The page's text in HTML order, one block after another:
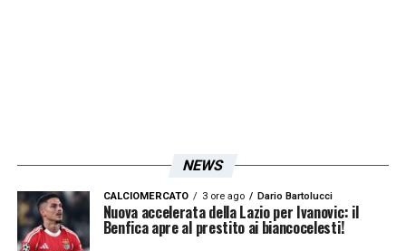
sapere mille cose. Poi c’è stato un percorso
in squadre diverse dove io andavo a trovare
NEWS
CALCIOMERCATO 3 ore ago Dario Bartolucci
Nuova accelerata della Lazio per Ivanovic: il
Benfica apre al prestito ai biancocelesti!